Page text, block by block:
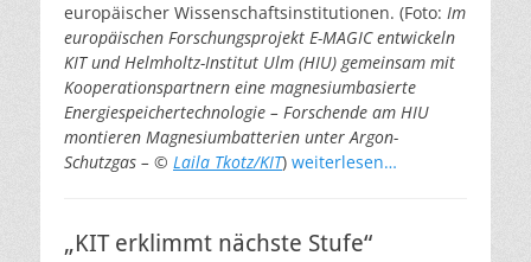
europäischer Wissenschaftsinstitutionen. (Foto: Im
europäischen Forschungsprojekt E-MAGIC entwickeln
KIT und Helmholtz-Institut Ulm (HIU) gemeinsam mit
Kooperationspartnern eine magnesiumbasierte
Energiespeichertechnologie – Forschende am HIU
montieren Magnesiumbatterien unter Argon-
Schutzgas – © Laila Tkotz/KIT) weiterlesen…
„KIT erklimmt nächste Stufe“